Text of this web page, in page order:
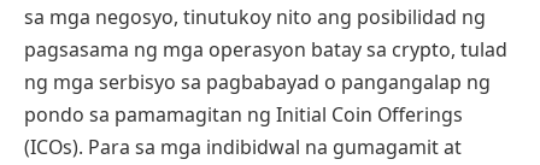
sa mga negosyo, tinutukoy nito ang posibilidad ng
pagsasama ng mga operasyon batay sa crypto, tulad
ng mga serbisyo sa pagbabayad o pangangalap ng
pondo sa pamamagitan ng Initial Coin Offerings
(ICOs). Para sa mga indibidwal na gumagamit at